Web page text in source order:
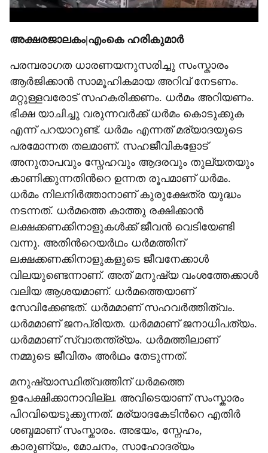
അക്ഷരജാലകം|എംകെ ഹരികുമാർ
പരമ്പരാഗത ധാരണയനുസരിച്ചു സംസ്കാരം
ആർജിക്കാൻ സാമൂഹികമായ അറിവ് നേടണം.
മറ്റുള്ളവരോട് സഹകരിക്കണം. ധർമം അറിയണം.
ഭിക്ഷ യാചിച്ചു വരുന്നവർക്ക് ധർമം കൊടുക്കുക
എന്ന് പറയാറുണ്ട്. ധർമം എന്നത് മര്യാദയുടെ
പരമോന്നത തലമാണ്. സഹജീവികളോട്
അനുതാപവും സ്നേഹവും ആദരവും തുല്യതയും
കാണിക്കുന്നതിന്‍റെ ഉന്നത രൂപമാണ് ധർമം.
ധർമം നിലനിർത്താനാണ് കുരുക്ഷേത്ര യുദ്ധം
നടന്നത്. ധർമത്തെ കാത്തു രക്ഷിക്കാൻ
ലക്ഷക്കണക്കിനാളുകൾക്ക് ജീവൻ വെടിയേണ്ടി
വന്നു. അതിന്‍റെയർഥം ധർമത്തിന്
ലക്ഷക്കണക്കിനാളുകളുടെ ജീവനേക്കാൾ
വിലയുണ്ടെന്നാണ്. അത് മനുഷ്യ വംശത്തേക്കാൾ
വലിയ ആശയമാണ്. ധർമത്തെയാണ്
സേവിക്കേണ്ടത്. ധർമമാണ് സഹവർത്തിത്വം.
ധർമമാണ് ജനപ്രിയത. ധർമമാണ് ജനാധിപത്യം.
ധർമമാണ് സ്വാതന്ത്ര്യം. ധർമത്തിലാണ്
നമ്മുടെ ജീവിതം അർഥം തേടുന്നത്.
മനുഷ്യാസ്ഥിത്വത്തിന് ധർമത്തെ
ഉപേക്ഷിക്കാനാവില്ല. അവിടെയാണ് സംസ്കാരം
പിറവിയെടുക്കുന്നത്. മര്യാദകേടിന്‍റെ എതിർ
ശബ്ദമാണ് സംസ്കാരം. അഭയം, സ്നേഹം,
കാരുണ്യം, മോചനം, സാഹോദര്യം